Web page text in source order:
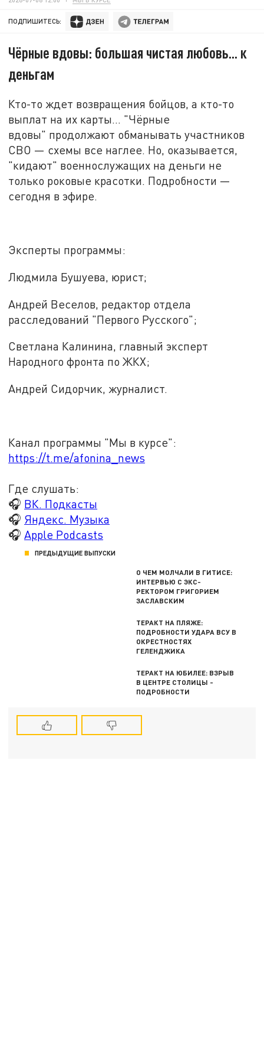
ПОДПИШИТЕСЬ:
Чёрные вдовы: большая чистая любовь... к
деньгам
Кто-то ждет возвращения бойцов, а кто-то
выплат на их карты... "Чёрные
вдовы" продолжают обманывать участников
СВО — схемы все наглее. Но, оказывается,
"кидают" военнослужащих на деньги не
только роковые красотки. Подробности —
сегодня в эфире.
Эксперты программы:
Людмила Бушуева, юрист;
Андрей Веселов, редактор отдела
расследований "Первого Русского";
Светлана Калинина, главный эксперт
Народного фронта по ЖКХ;
Андрей Сидорчик, журналист.
Канал программы "Мы в курсе":
https://t.me/afonina_news
Где слушать:
🎧 ВК. Подкасты
🎧 Яндекс. Музыка
🎧Apple Podcasts
ПРЕДЫДУЩИЕ ВЫПУСКИ
О ЧЕМ МОЛЧАЛИ В ГИТИСЕ:
ИНТЕРВЬЮ С ЭКС-
РЕКТОРОМ ГРИГОРИЕМ
ЗАСЛАВСКИМ
ТЕРАКТ НА ПЛЯЖЕ:
ПОДРОБНОСТИ УДАРА ВСУ В
ОКРЕСТНОСТЯХ
ГЕЛЕНДЖИКА
ТЕРАКТ НА ЮБИЛЕЕ: ВЗРЫВ
В ЦЕНТРЕ СТОЛИЦЫ -
ПОДРОБНОСТИ